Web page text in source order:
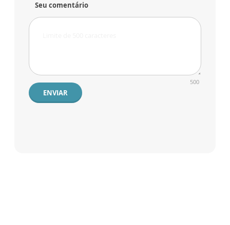
Seu comentário
500
ENVIAR